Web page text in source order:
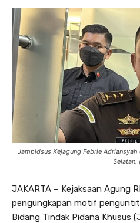
Jampidsus Kejagung Febrie
Selatan.
JAKARTA – Kejaksaan Agung
pengungkapan motif
Bidang Tindak Pidana Khusus